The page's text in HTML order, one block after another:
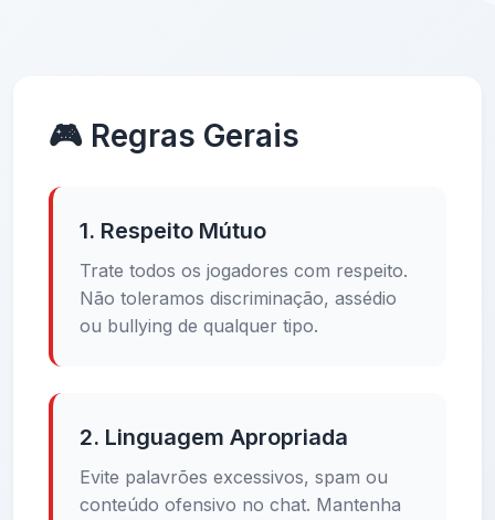
🎮 Regras Gerais
1. Respeito Mútuo
Trate todos os jogadores com respeito.
Não toleramos discriminação, assédio
ou bullying de qualquer tipo.
2. Linguagem Apropriada
Evite palavrões excessivos, spam ou
conteúdo ofensivo no chat. Mantenha